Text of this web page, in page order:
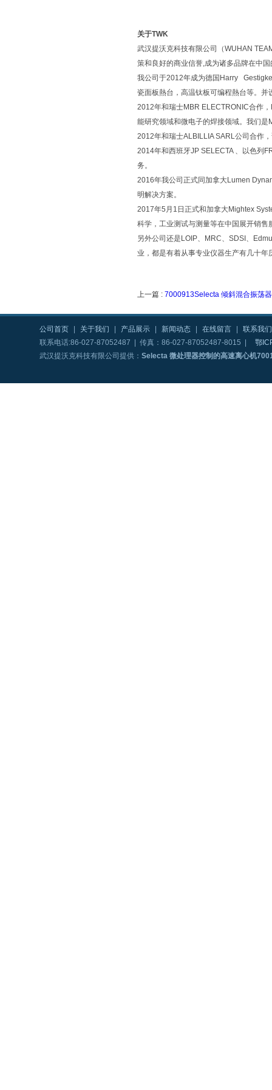
关于TWK
武汉提沃克科技有限公司（WUHAN
策和良好的商业信誉,成为诸多品牌在中
我公司于2012年成为德国Harry
瓷面板熱台，高温钛板可编程熱台等。
2012年和瑞士MBR ELECTRONIC合作
能研究领域和微电子的焊接领域。我们
2012年和瑞士ALBILLIA SARL公司合作
2014年和西班牙JP SELECTA 、以色列
务。
2016年我公司正式同加拿大Lumen
明解决方案。
2017年5月1日正式和加拿大Mightex
科学，工业测试与测量等在中国展开销售
另外公司还是LOIP、MRC、SDSI、
业，都是有着从事专业仪器生产有几十
上一篇 : 7000913Selecta 倾斜混合振荡
公司首页 关于我们 产品展示 新闻动态 在线留言
联系我们
联系电话:86-027-87052487 | 传真：86-027-87052487-8015 |
鄂
武汉提沃克科技有限公司提供： Selecta 微处理器控制的高速离心机